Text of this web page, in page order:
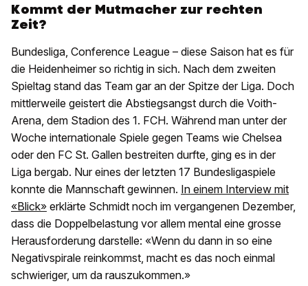
Kommt der Mutmacher zur rechten
Zeit?
Bundesliga, Conference League – diese Saison hat es für
die Heidenheimer so richtig in sich. Nach dem zweiten
Spieltag stand das Team gar an der Spitze der Liga. Doch
mittlerweile geistert die Abstiegsangst durch die Voith-
Arena, dem Stadion des 1. FCH. Während man unter der
Woche internationale Spiele gegen Teams wie Chelsea
oder den FC St. Gallen bestreiten durfte, ging es in der
Liga bergab. Nur eines der letzten 17 Bundesligaspiele
konnte die Mannschaft gewinnen. In einem Interview mit
«Blick» erklärte Schmidt noch im vergangenen Dezember,
dass die Doppelbelastung vor allem mental eine grosse
Herausforderung darstelle: «Wenn du dann in so eine
Negativspirale reinkommst, macht es das noch einmal
schwieriger, um da rauszukommen.»